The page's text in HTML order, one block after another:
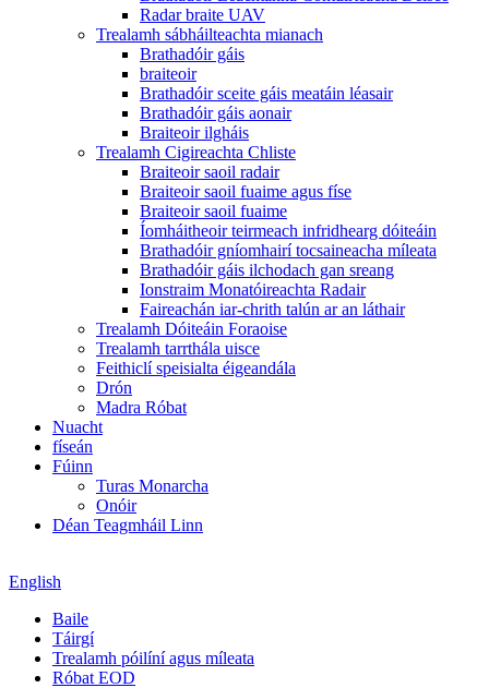
Radar braite UAV
Trealamh sábháilteachta mianach
Brathadóir gáis
braiteoir
Brathadóir sceite gáis meatáin léasair
Brathadóir gáis aonair
Braiteoir ilgháis
Trealamh Cigireachta Chliste
Braiteoir saoil radair
Braiteoir saoil fuaime agus físe
Braiteoir saoil fuaime
Íomháitheoir teirmeach infridhearg dóiteáin
Brathadóir gníomhairí tocsaineacha míleata
Brathadóir gáis ilchodach gan sreang
Ionstraim Monatóireachta Radair
Faireachán iar-chrith talún ar an láthair
Trealamh Dóiteáin Foraoise
Trealamh tarrthála uisce
Feithiclí speisialta éigeandála
Drón
Madra Róbat
Nuacht
físeán
Fúinn
Turas Monarcha
Onóir
Déan Teagmháil Linn
English
Baile
Táirgí
Trealamh póilíní agus míleata
Róbat EOD